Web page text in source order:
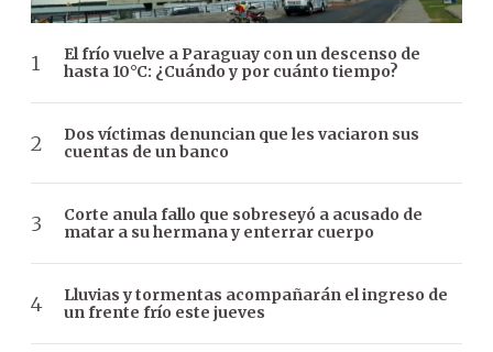
El frío vuelve a Paraguay con un descenso de
hasta 10°C: ¿Cuándo y por cuánto tiempo?
Dos víctimas denuncian que les vaciaron sus
cuentas de un banco
Corte anula fallo que sobreseyó a acusado de
matar a su hermana y enterrar cuerpo
Lluvias y tormentas acompañarán el ingreso de
un frente frío este jueves